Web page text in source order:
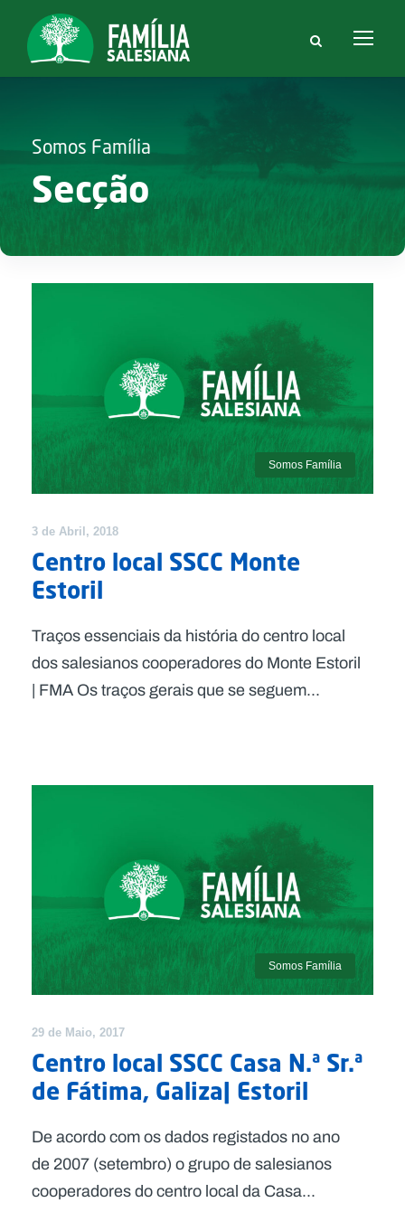
Somos Família
Secção
Somos Família
3 de Abril, 2018
Centro local SSCC Monte
Estoril
Traços essenciais da história do centro local
dos salesianos cooperadores do Monte Estoril
| FMA Os traços gerais que se seguem...
Somos Família
29 de Maio, 2017
Centro local SSCC Casa N.ª Sr.ª
de Fátima, Galiza| Estoril
De acordo com os dados registados no ano
de 2007 (setembro) o grupo de salesianos
cooperadores do centro local da Casa...